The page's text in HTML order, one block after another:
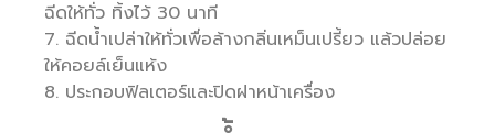
ฉีดให้ทั่ว ทิ้งไว้ 30 นาที
7. ฉีดน้ำเปล่าให้ทั่วเพื่อล้างกลิ่นเหม็นเปรี้ยว แล้วปล่อย
ให้คอยล์เย็นแห้ง
8. ประกอบฟิลเตอร์และปิดฝาหน้าเครื่อง